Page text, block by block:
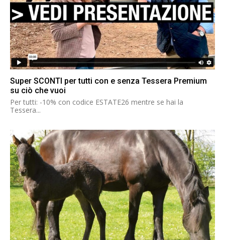
Super SCONTI per tutti con e senza Tessera Premium
su ciò che vuoi
Per tutti: -10% con codice ESTATE26 mentre se hai la
Tessera...